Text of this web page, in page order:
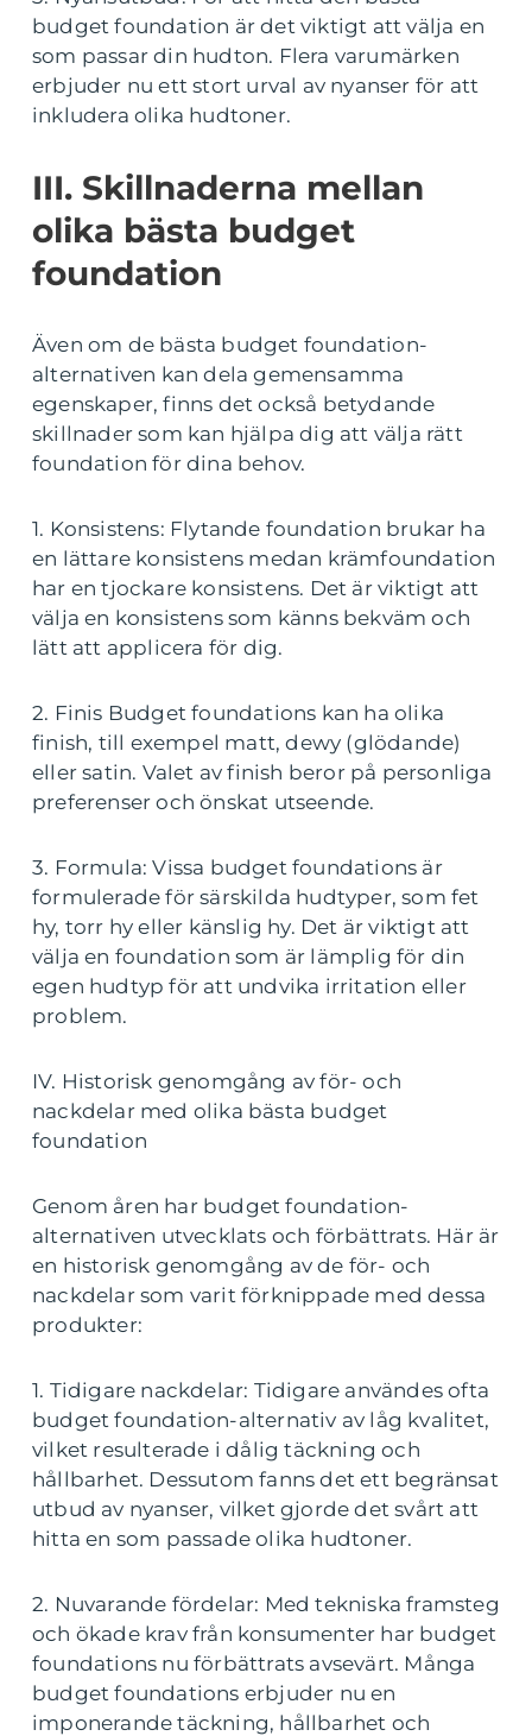
budget foundation är det viktigt att välja en
som passar din hudton. Flera varumärken
erbjuder nu ett stort urval av nyanser för att
inkludera olika hudtoner.
III. Skillnaderna mellan
olika bästa budget
foundation
Även om de bästa budget foundation-
alternativen kan dela gemensamma
egenskaper, finns det också betydande
skillnader som kan hjälpa dig att välja rätt
foundation för dina behov.
1. Konsistens: Flytande foundation brukar ha
en lättare konsistens medan krämfoundation
har en tjockare konsistens. Det är viktigt att
välja en konsistens som känns bekväm och
lätt att applicera för dig.
2. Finis Budget foundations kan ha olika
finish, till exempel matt, dewy (glödande)
eller satin. Valet av finish beror på personliga
preferenser och önskat utseende.
3. Formula: Vissa budget foundations är
formulerade för särskilda hudtyper, som fet
hy, torr hy eller känslig hy. Det är viktigt att
välja en foundation som är lämplig för din
egen hudtyp för att undvika irritation eller
problem.
IV. Historisk genomgång av för- och
nackdelar med olika bästa budget
foundation
Genom åren har budget foundation-
alternativen utvecklats och förbättrats. Här är
en historisk genomgång av de för- och
nackdelar som varit förknippade med dessa
produkter:
1. Tidigare nackdelar: Tidigare användes ofta
budget foundation-alternativ av låg kvalitet,
vilket resulterade i dålig täckning och
hållbarhet. Dessutom fanns det ett begränsat
utbud av nyanser, vilket gjorde det svårt att
hitta en som passade olika hudtoner.
2. Nuvarande fördelar: Med tekniska framsteg
och ökade krav från konsumenter har budget
foundations nu förbättrats avsevärt. Många
budget foundations erbjuder nu en
imponerande täckning, hållbarhet och